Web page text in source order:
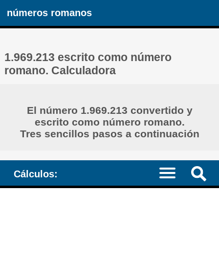
números romanos
1.969.213 escrito como número
romano. Calculadora
El número 1.969.213 convertido y
escrito como número romano.
Tres sencillos pasos a continuación
Cálculos: